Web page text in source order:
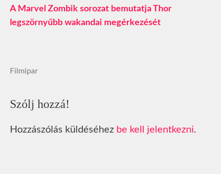
A Marvel Zombik sorozat bemutatja Thor
legszörnyűbb wakandai megérkezését
Filmipar
Szólj hozzá!
Hozzászólás küldéséhez be kell jelentkezni.